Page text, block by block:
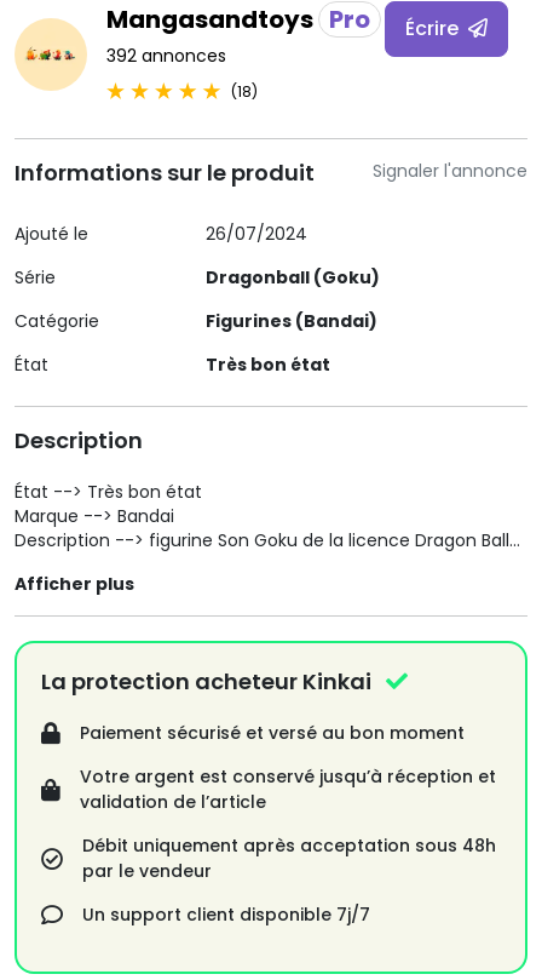
Mangasandtoys Pro
392 annonces
(18)
Écrire
Signaler l'annonce
Informations sur le produit
Ajouté le
26/07/2024
Série
Dragonball (Goku)
Catégorie
Figurines (Bandai)
État
Très bon état
Description
État --> Très bon état
Marque --> Bandai
Description --> figurine Son Goku de la licence Dragon Ball
Afficher plus
La protection acheteur Kinkai
Paiement sécurisé et versé au bon moment
Votre argent est conservé jusqu’à réception et
validation de l’article
Débit uniquement après acceptation sous 48h
par le vendeur
Un support client disponible 7j/7